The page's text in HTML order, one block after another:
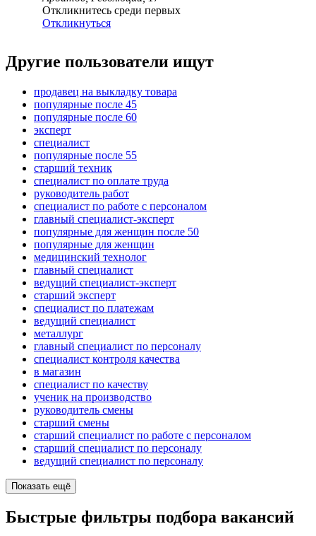
Откликнитесь среди первых
Откликнуться
Другие пользователи ищут
продавец на выкладку товара
популярные после 45
популярные после 60
эксперт
специалист
популярные после 55
старший техник
специалист по оплате труда
руководитель работ
специалист по работе с персоналом
главный специалист-эксперт
популярные для женщин после 50
популярные для женщин
медицинский технолог
главный специалист
ведущий специалист-эксперт
старший эксперт
специалист по платежам
ведущий специалист
металлург
главный специалист по персоналу
специалист контроля качества
в магазин
специалист по качеству
ученик на производство
руководитель смены
старший смены
старший специалист по работе с персоналом
старший специалист по персоналу
ведущий специалист по персоналу
Показать ещё
Быстрые фильтры подбора вакансий